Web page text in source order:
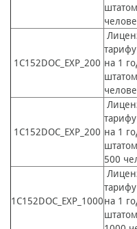
1C152DOC_EXP_200 на 1
1C152DOC_EXP_200 на 1
500
1C152DOC_EXP_1000на 1